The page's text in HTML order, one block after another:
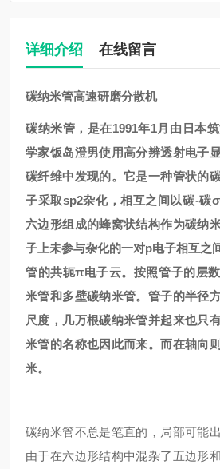
详细介绍 在线留言
碳纳米管高速研磨分散机
碳纳米管，是在1991年1月由日本
学家饭岛澄男使用高分辨透射电子
碳纤维中发现的。它是一种管状的
子采取sp2杂化，相互之间以碳-碳
六边形组成的蜂窝状结构作为碳纳
子上未参与杂化的一对p电子相互之
管的共轭π电子云。按照管子的层
米管和多壁碳纳米管。管子的半径
尺度，几万根碳纳米管并起来也只
米管的名称也因此而来。而在轴向
米。
碳纳米管不总是笔直的，局部可能
由于在六边形结构中混杂了五边形